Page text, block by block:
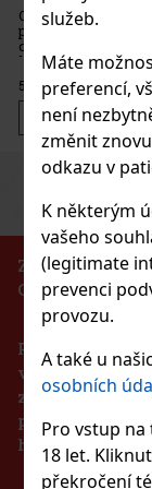
služeb.
Máte
preferencí,
není
změnit
odkazu v
K některým
vašeho
(legitimate
prevenci
provozu.
A také u
osobních
Pro vstup
18 let.
překročení
Gummy
(> 5 ks)
DPH
jsou
která zajišťuje
46 kusy s
i na cesty, takže
DPH
Watermelon
ZÁKAZ
OSOBÁM
Podle zákona
vystavit
zaevidovat
případě
hodin.